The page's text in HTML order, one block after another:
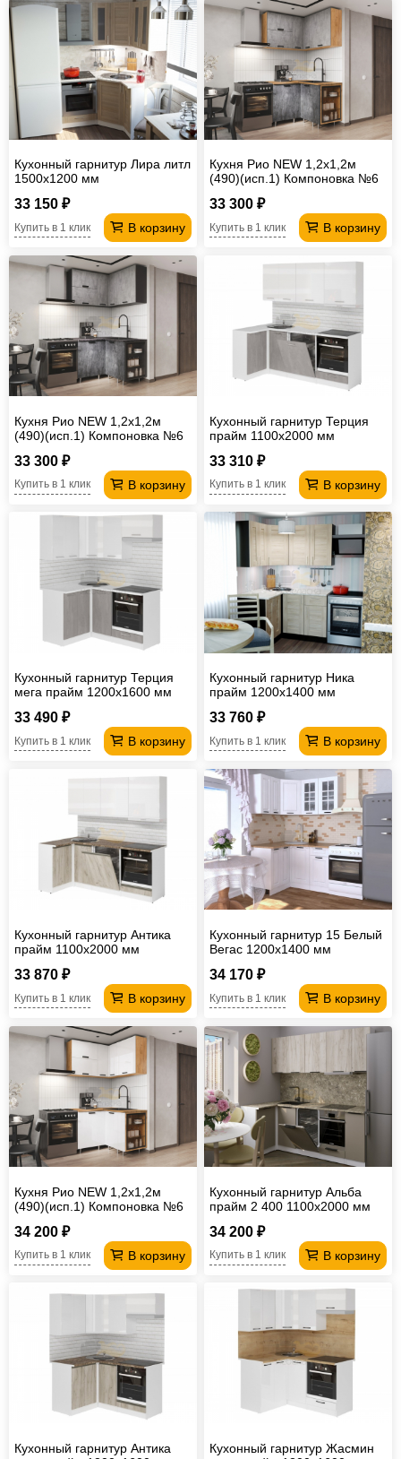
Кухонный гарнитур Лира литл
1500х1200 мм
33 150 ₽
В корзину
Купить в 1 клик
Кухня Рио NEW 1,2х1,2м
(490)(исп.1) Компоновка №6
темный, Дуб Крафт
33 300 ₽
В корзину
Купить в 1 клик
Кухня Рио NEW 1,2х1,2м
(490)(исп.1) Компоновка №6
темный, Графит
33 300 ₽
В корзину
Купить в 1 клик
Кухонный гарнитур Терция
прайм 1100х2000 мм
33 310 ₽
В корзину
Купить в 1 клик
Кухонный гарнитур Терция
мега прайм 1200х1600 мм
33 490 ₽
В корзину
Купить в 1 клик
Кухонный гарнитур Ника
прайм 1200х1400 мм
33 760 ₽
В корзину
Купить в 1 клик
Кухонный гарнитур Антика
прайм 1100х2000 мм
33 870 ₽
В корзину
Купить в 1 клик
Кухонный гарнитур 15 Белый
Вегас 1200х1400 мм
34 170 ₽
В корзину
Купить в 1 клик
Кухня Рио NEW 1,2х1,2м
(490)(исп.1) Компоновка №6
34 200 ₽
В корзину
Купить в 1 клик
Кухонный гарнитур Альба
прайм 2 400 1100х2000 мм
34 200 ₽
В корзину
Купить в 1 клик
Кухонный гарнитур Антика
Кухонный гарнитур Жасмин